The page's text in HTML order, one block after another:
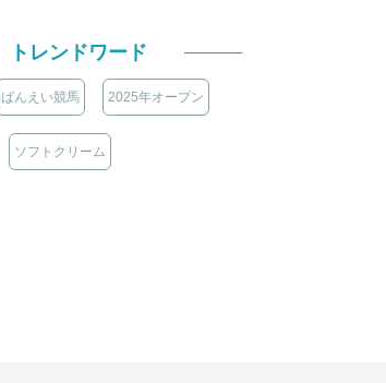
トレンドワード
ばんえい競馬 2025年オープン
ソフトクリーム